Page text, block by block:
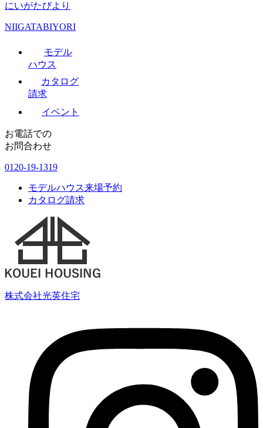
にいがたびより
NIIGATABIYORI
モデル
ハウス
カタログ
請求
イベント
お電話での
お問合わせ
0120-19-1319
モデルハウス来場予約
カタログ請求
株式会社光英住宅